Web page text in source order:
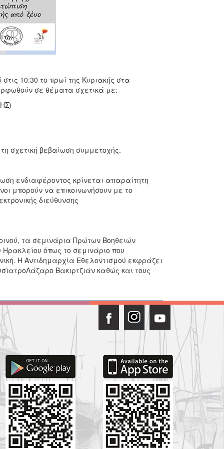
10:30 το πρωί της Κυριακής στα
σε θέματα σχετικά με:
σχετική βεβαίωση συμμετοχής.
ενδιαφέροντος κρίνεται απαραίτητη
μπορούν να επικοινωνήσουν με το
διεύθυνσης
τα σεμινάρια Πρώτων Βοηθειών
όπως το σεμινάριο που
Η Αντιδημαρχία Εθελοντισμού εκφράζει
Βακιρτζιάν καθώς και τους